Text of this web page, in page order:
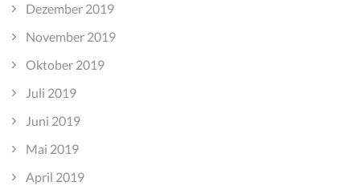
Dezember 2019
November 2019
Oktober 2019
Juli 2019
Juni 2019
Mai 2019
April 2019